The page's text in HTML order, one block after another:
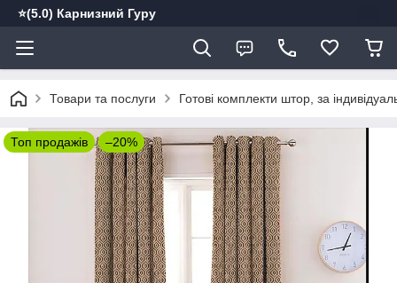
⭐️(5.0) Карнизний Гуру
Товари та послуги Готові комплекти штор, за
Топ продажів –20%